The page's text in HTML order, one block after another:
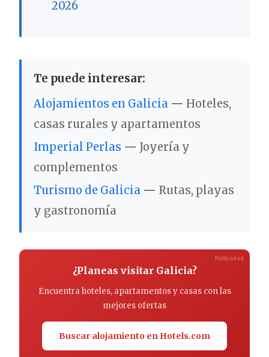
2026
Te puede interesar:
Alojamientos en Galicia — Hoteles,
casas rurales y apartamentos
Imperial Perlas — Joyería y
complementos
Turismo de Galicia — Rutas, playas
y gastronomía
¿Planeas visitar Galicia?
Encuentra hoteles, apartamentos y casas con las
mejores ofertas
Buscar alojamiento en Hotels.com
Publicidad